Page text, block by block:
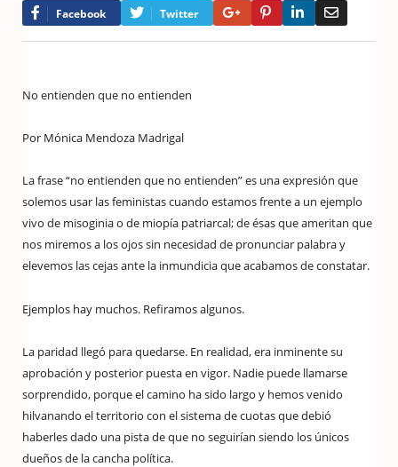
Facebook Twitter Google+PinterestLinkedIn
No entienden que no entienden
Por Mónica Mendoza Madrigal
La frase “no entienden que no entienden” es una expresión que
solemos usar las feministas cuando estamos frente a un ejemplo
vivo de misoginia o de miopía patriarcal; de ésas que ameritan que
nos miremos a los ojos sin necesidad de pronunciar palabra y
elevemos las cejas ante la inmundicia que acabamos de constatar.
Ejemplos hay muchos. Refiramos algunos.
La paridad llegó para quedarse. En realidad, era inminente su
aprobación y posterior puesta en vigor. Nadie puede llamarse
sorprendido, porque el camino ha sido largo y hemos venido
hilvanando el territorio con el sistema de cuotas que debió
haberles dado una pista de que no seguirían siendo los únicos
dueños de la cancha política.